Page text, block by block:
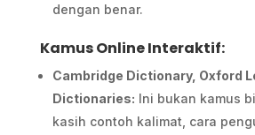
dengan benar.
Kamus Online Interaktif:
Cambridge Dictionary, Oxford
Dictionaries: Ini bukan kamus
kasih contoh kalimat, cara